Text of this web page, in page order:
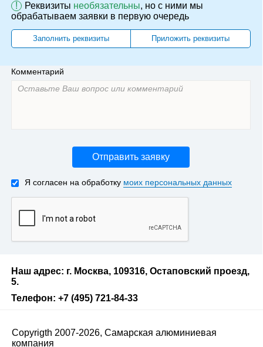
! Реквизиты необязательны, но с ними мы
обрабатываем заявки в первую очередь
Заполнить реквизиты Приложить реквизиты
Комментарий
Отправить заявку
Я согласен на обработку моих персональных данных
Наш адрес: г. Москва, 109316, Остаповский проезд,
5.
Телефон: +7 (495) 721-84-33
Copyrigth 2007-2026, Самарская алюминиевая
компания